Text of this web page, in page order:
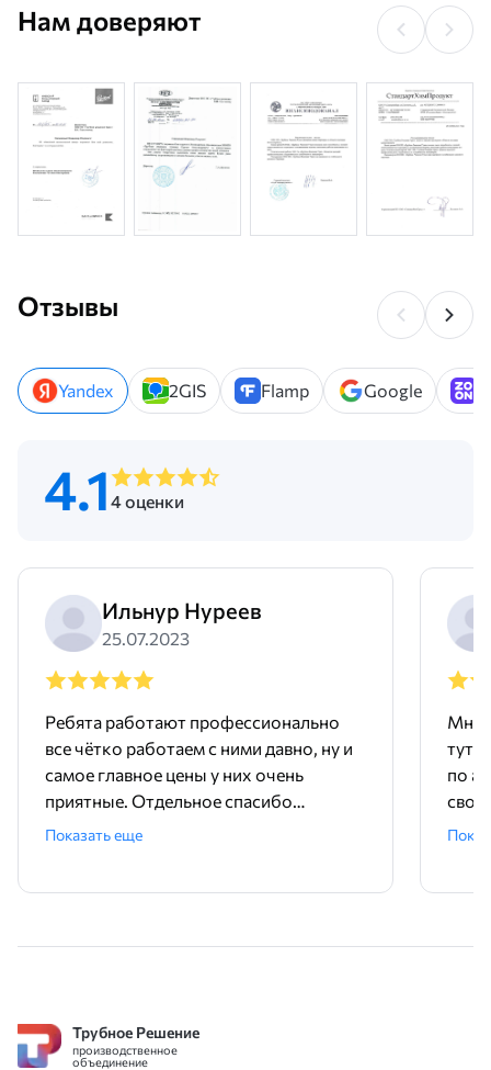
Нам доверяют
Отзывы
Yandex 2GIS Flamp Google
4.1 4 оценки
Ильнур Нуреев
25.07.2023
Ребята работают профессионально
все чётко работаем с ними давно, ну и
самое главное цены у них очень
приятные. Отдельное спасибо
менеджеру Родиону!
Показать еще
Мне
тут
по
Трубное Решение
производственное
объединение